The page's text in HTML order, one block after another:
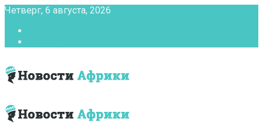
Четверг, 6 августа, 2026